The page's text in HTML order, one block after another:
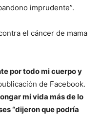
imprudente”.
el cáncer de mama
por todo mi cuerpo y
de Facebook.
mi vida más de lo
“dijeron que podría